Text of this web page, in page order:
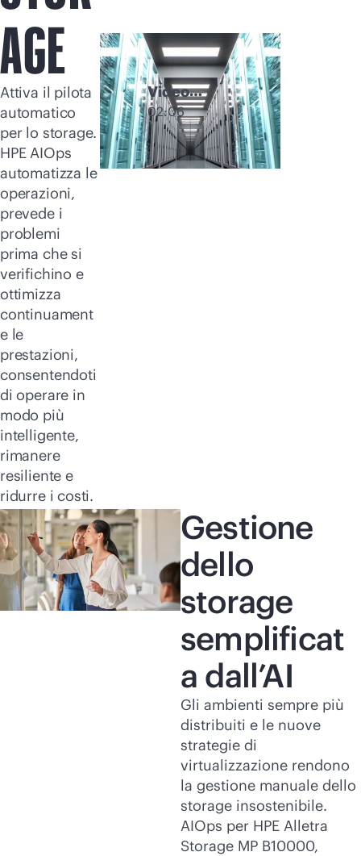
AGE
Attiva il pilota
automatico
per lo storage.
HPE AIOps
automatizza le
operazioni,
prevede i
problemi
prima che si
verifichino e
ottimizza
continuament
e le
prestazioni,
consentendoti
di operare in
modo più
intelligente,
rimanere
resiliente e
ridurre i costi.
Video
esplicativo su
AIOps
02:06
Gestione
dello
storage
semplificat
a dall’AI
Gli ambienti sempre più
distribuiti e le nuove
strategie di
virtualizzazione rendono
la gestione manuale dello
storage insostenibile.
AIOps per HPE Alletra
Storage MP B10000,